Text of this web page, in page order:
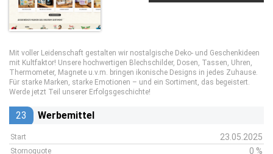
Mit voller Leidenschaft gestalten wir nostalgische Deko- und Geschenkideen
mit Kultfaktor! Unsere hochwertigen Blechschilder, Dosen, Tassen, Uhren,
Thermometer, Magnete u.v.m. bringen ikonische Designs in jedes Zuhause.
Für starke Marken, starke Emotionen – und ein Sortiment, das begeistert.
Werde jetzt Teil unserer Erfolgsgeschichte!
23 Werbemittel
Start 23.05.2025
Stornoquote 0 %